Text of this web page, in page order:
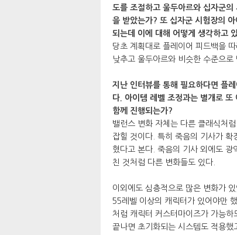
도를 조절하고 울두아르와 십자군
을 받았는가? 또 십자군 시험장의
되는데 이에 대해 어떻게 생각하고
당초 계획대로 플레이어 피드백을
낮추고 울두아르와 비슷한 수준으
지난 인터뷰를 통해 필요하다면 플
다. 아이템 레벨 조정과는 별개로
함께 진행되는가?
밸런스 변화 자체는 다른 클래식처
잡힐 것이다. 특히 죽음의 기사가
혔다고 본다. 죽음의 기사 외에도 광
친 것처럼 다른 변화들도 있다.
이외에도 심층적으로 많은 변화가
55레벨 이상의 캐릭터가 있어야만
처럼 캐릭터 커스터마이즈가 가능
끝나면 초기화되는 시스템도 적용